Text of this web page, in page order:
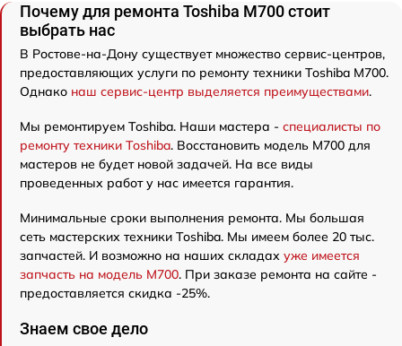
Почему для ремонта Toshiba M700 стоит
выбрать нас
В Ростове-на-Дону существует множество сервис-центров,
предоставляющих услуги по ремонту техники Toshiba M700.
Однако наш сервис-центр выделяется преимуществами.
Мы ремонтируем Toshiba. Наши мастера - специалисты по
ремонту техники Toshiba. Восстановить модель M700 для
мастеров не будет новой задачей. На все виды
проведенных работ у нас имеется гарантия.
Минимальные сроки выполнения ремонта. Мы большая
сеть мастерских техники Toshiba. Мы имеем более 20 тыс.
запчастей. И возможно на наших складах уже имеется
запчасть на модель M700. При заказе ремонта на сайте -
предоставляется скидка -25%.
Знаем свое дело